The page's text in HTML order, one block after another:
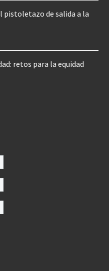
pistoletazo de salida a la
retos para la equidad